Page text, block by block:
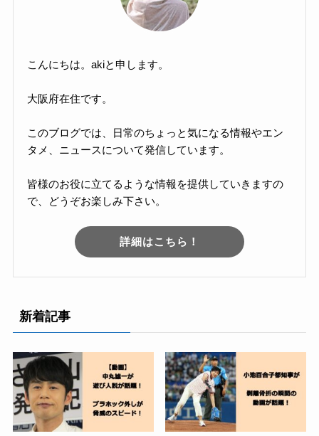
こんにちは。akiと申します。
大阪府在住です。
このブログでは、日常のちょっと気になる情報やエン
タメ、ニュースについて発信しています。
皆様のお役に立てるような情報を提供していきますの
で、どうぞお楽しみ下さい。
詳細はこちら！
新着記事